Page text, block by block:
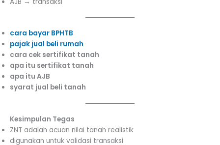
cara bayar BPHTB
pajak jual beli rumah
cara cek sertifikat tanah
apa itu sertifikat tanah
apa itu AJB
syarat jual beli tanah
Kesimpulan Tegas
ZNT adalah acuan nilai tanah realistik
digunakan untuk validasi transaksi